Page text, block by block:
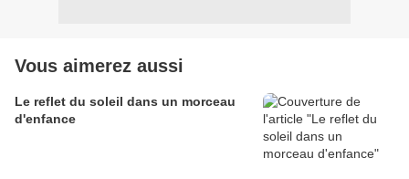
Vous aimerez aussi
Le reflet du soleil dans un morceau
d'enfance